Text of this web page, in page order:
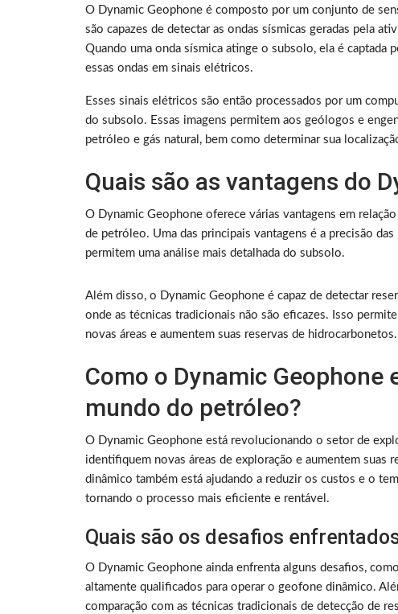
O Dynamic Geophone é composto por um conjunto de
são capazes de detectar as ondas sísmicas geradas pela
Quando uma onda sísmica atinge o subsolo, ela é
essas ondas em sinais elétricos.
Esses sinais elétricos são então processados por um
do subsolo. Essas imagens permitem aos geólogos e
petróleo e gás natural, bem como determinar sua
Quais são as vantagens do
O Dynamic Geophone oferece várias vantagens em
de petróleo. Uma das principais vantagens é a precisão
permitem uma análise mais detalhada do subsolo.
Além disso, o Dynamic Geophone é capaz de detectar
onde as técnicas tradicionais não são eficazes. Isso
novas áreas e aumentem suas reservas de hidrocarbonetos.
Como o Dynamic Geophone
mundo do petróleo?
O Dynamic Geophone está revolucionando o setor de
identifiquem novas áreas de exploração e aumentem
dinâmico também está ajudando a reduzir os custos e o
tornando o processo mais eficiente e rentável.
Quais são os desafios
O Dynamic Geophone ainda enfrenta alguns desafios,
altamente qualificados para operar o geofone dinâmico.
comparação com as técnicas tradicionais de detecção de